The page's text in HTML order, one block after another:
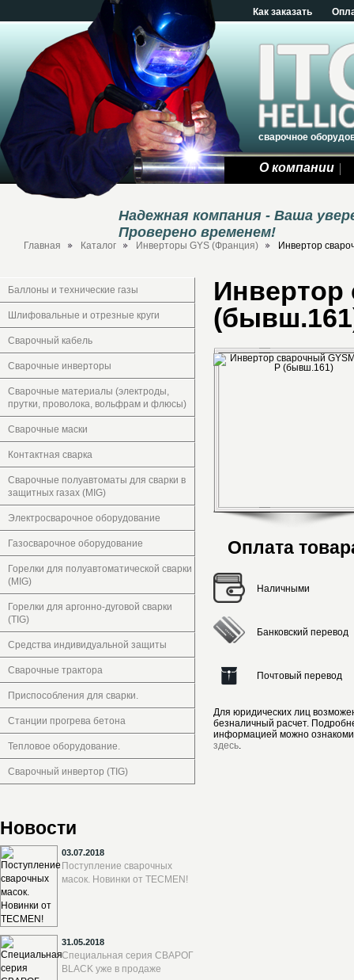
Как заказать
сварочное
О компании
Надежная компания - Ваша
Проверено временем!
Главная Каталог Инверторы GYS (Франция) Инвертор
Баллоны и технические газы
Шлифовальные и отрезные круги
Сварочный кабель
Сварочные инверторы
Сварочные материалы (электроды,
прутки, проволока, вольфрам и флюсы)
Сварочные маски
Контактная сварка
Сварочные полуавтоматы для сварки в
защитных газах (MIG)
Электросварочное оборудование
Газосварочное оборудование
Горелки для полуавтоматической сварки
(MIG)
Горелки для аргонно-дуговой сварки
(TIG)
Средства индивидуальной защиты
Сварочные трактора
Приспособления для сварки.
Станции прогрева бетона
Тепловое оборудование.
Сварочный инвертор (TIG)
Новости
03.07.2018
Поступление сварочных
масок. Новинки от TECMEN!
31.05.2018
Специальная серия СВАРОГ
BLACK уже в продаже
Инвертор
Оплата
Наличными
Банковский перевод
Почтовый перевод
Для юридических лиц
безналичный расчет.
информацией можно
здесь.